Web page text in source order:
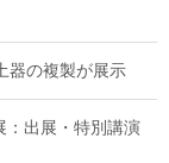
器の複製が展示
：出展・特別講演